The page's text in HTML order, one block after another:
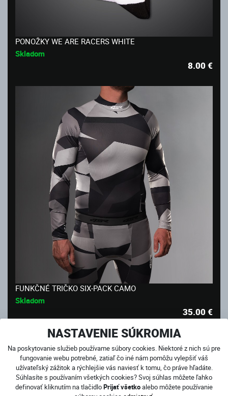
NASTAVENIE SÚKROMIA
Na poskytovanie služieb používame súbory cookies. Niektoré z nich sú pre
fungovanie webu potrebné, zatiaľ čo iné nám pomôžu vylepšiť váš
užívateľský zážitok a rýchlejšie vás naviesť k tomu, čo práve hľadáte.
Súhlasíte s používaním všetkých cookies? Svoj súhlas môžete ľahko
definovať kliknutím na tlačidloPrijať všetkoalebo môžete používanie
PONOŽKY WE ARE RACERS WHITE
Skladom
8.00€
FUNKČNÉ TRIČKO SIX-PACK CAMO
Skladom
35.00€
AKCIA